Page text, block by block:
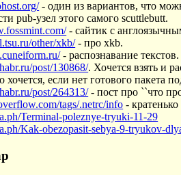
- один из вариантов, что
pub-узел этого самого scuttlebutt.
- сайтик с
other/xkb/- про xkb.
- распознавание
post/130868/. Хочется взять и
хочется, если нет готового пакета
post/264313/- пост про ``что
tags/.netrc/info -
Terminal-poleznye-tryuki-11-29
Kak-obezopasit-sebya-9-tryukov-